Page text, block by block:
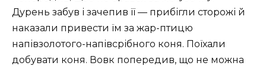
Дурень забув і зачепив її — прибігли сторожі й
наказали привести їм за жар-птицю
напівзолотого-напівсрібного коня. Поїхали
добувати коня. Вовк попередив, що не можна